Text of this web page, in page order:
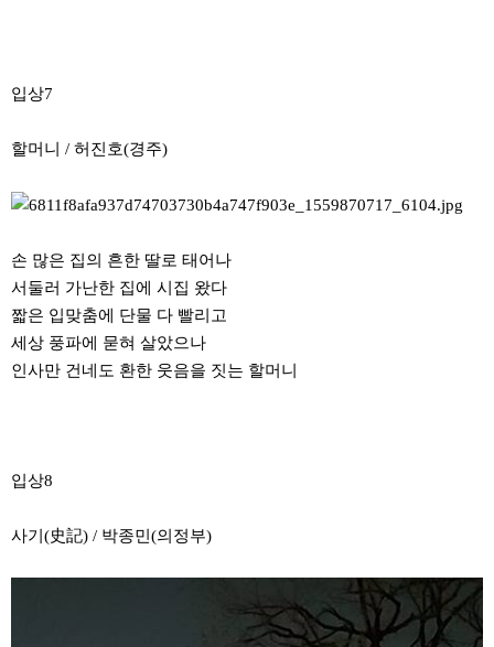
입상7
할머니 / 허진호(경주)
손 많은 집의 흔한 딸로 태어나
서둘러 가난한 집에 시집 왔다
짧은 입맞춤에 단물 다 빨리고
세상 풍파에 묻혀 살았으나
인사만 건네도 환한 웃음을 짓는 할머니
입상8
사기(史記) / 박종민(의정부)